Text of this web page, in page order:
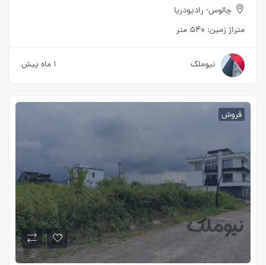
چالوس- رادیودریا
متراژ زمین: ۵۴۰ متر
نیوملک ۱ ماه پیش
فروش